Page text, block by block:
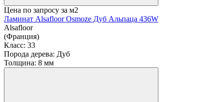
Цена по запросу за м2
Ламинат Alsafloor Osmoze Дуб Альпаца 436W
Alsafloor
(Франция)
Класс: 33
Порода дерева: Дуб
Толщина: 8 мм